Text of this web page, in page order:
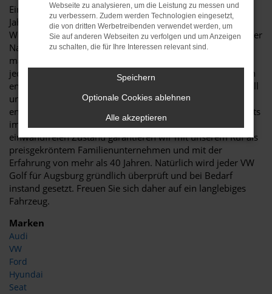
Ein Kompromiss? Wohl kaum, denn ein VW Golf
Jahreswagen für Augsburg vereint eher das Beste aus der
Welt der Neuwagen und der Gebrauchtfahrzeuge. Wie es der
Name bereits sagt, darf der Termin der ersten Zulassung
maximal ein Jahr zurückliegen. Die Folge ist, dass nahezu
jeder VW Golf Jahreswagen der aktuellen Modellgeneration
entstammt und damit in puncto Extras und Ausstattung voll
und ganz einem Neuwagen entspricht. Der Vorteil: es
entstehen keinerlei Wartezeiten und das Fahrzeug ist bereits
im besten Sinne des Wortes eingefahren. Für den
einwandfreien Zustand garantieren wir mit unserem Ruf als
preisgekröntem Familienunternehmen und mit der
Erfahrung von mehr als 40 Jahren. Natürlich wird jeder VW
Golf für Augsburg gründlich überprüft und bei Bedarf
instand gesetzt. Freuen Sie sich daher auf ein langlebiges
Fahrzeug.
Marken
Audi
VW
Ford
Hyundai
Seat
Webseite zu analysieren, um die Leistung zu messen und
zu verbessern. Zudem werden Technologien eingesetzt,
die von dritten Werbetreibenden verwendet werden, um
Sie auf anderen Webseiten zu verfolgen und um Anzeigen
zu schalten, die für Ihre Interessen relevant sind.
Speichern
Optionale Cookies ablehnen
Alle akzeptieren